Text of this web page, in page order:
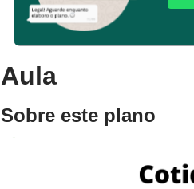
Aula
Sobre este plano